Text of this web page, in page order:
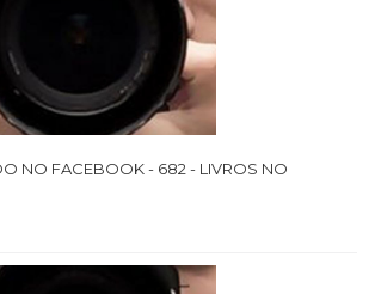
NO FACEBOOK - 682 - LIVROS NO